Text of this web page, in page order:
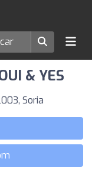
Soria
& YES
Soria